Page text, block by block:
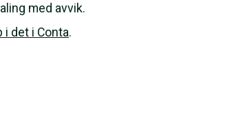
med avvik.
i det i Conta.